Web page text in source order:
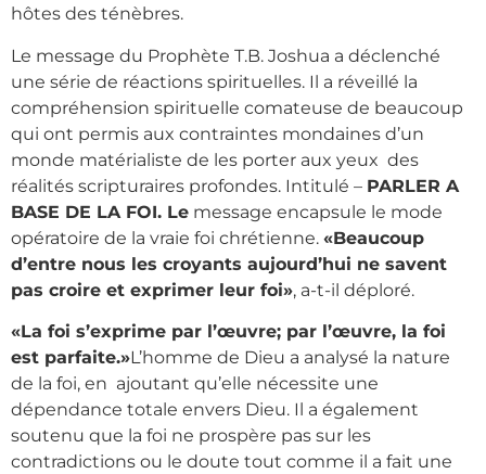
hôtes des ténèbres.
Le message du Prophète T.B. Joshua a déclenché
une série de réactions spirituelles. Il a réveillé la
compréhension spirituelle comateuse de beaucoup
qui ont permis aux contraintes mondaines d’un
monde matérialiste de les porter aux yeux des
réalités scripturaires profondes. Intitulé – PARLER A
BASE DE LA FOI. Le message encapsule le mode
opératoire de la vraie foi chrétienne. «Beaucoup
d’entre nous les croyants aujourd’hui ne savent
pas croire et exprimer leur foi», a-t-il déploré.
«La foi s’exprime par l’œuvre; par l’œuvre, la foi
est parfaite.»L’homme de Dieu a analysé la nature
de la foi, en ajoutant qu’elle nécessite une
dépendance totale envers Dieu. Il a également
soutenu que la foi ne prospère pas sur les
contradictions ou le doute tout comme il a fait une